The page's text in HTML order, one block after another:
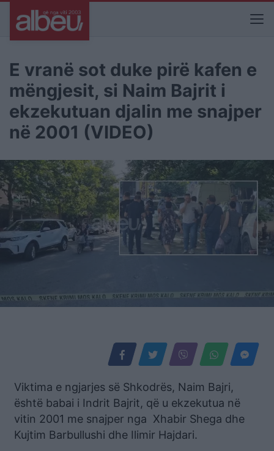
E vranë sot duke pirë kafen e
mëngjesit, si Naim Bajrit i
ekzekutuan djalin me snajper
në 2001 (VIDEO)
Viktima e ngjarjes së Shkodrës, Naim Bajri,
është babai i Indrit Bajrit, që u ekzekutua në
vitin 2001 me snajper nga Xhabir Shega dhe
Kujtim Barbullushi dhe Ilimir Hajdari.